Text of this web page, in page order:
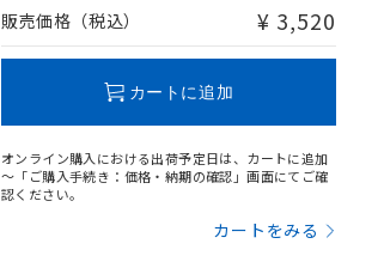
販売価格（税込） ¥ 3,520
カートに追加
オンライン購入における出荷予定日は、カートに追加
～「ご購入手続き：価格・納期の確認」画面にてご確
認ください。
カートをみる